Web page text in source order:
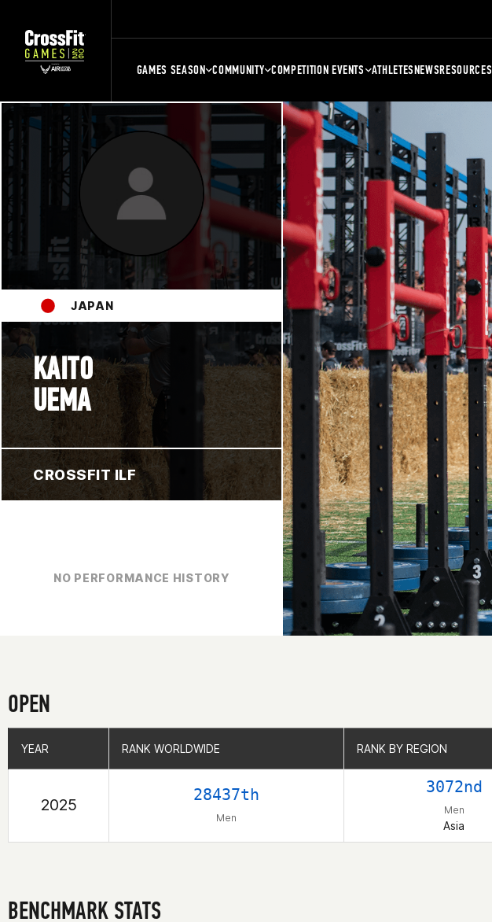
GAMES SEASON COMMUNITY COMPETITION EVENTS ATHLETESNEWSRESOURCES
JAPAN
KAITO
UEMA
CROSSFIT ILF
NO PERFORMANCE HISTORY
OPEN
YEAR RANK WORLDWIDE RANK BY REGION
2025
28437th
Men
3072nd
Men
Asia
YEAR RANK WORLDWIDE RANK BY REGION
BENCHMARK STATS